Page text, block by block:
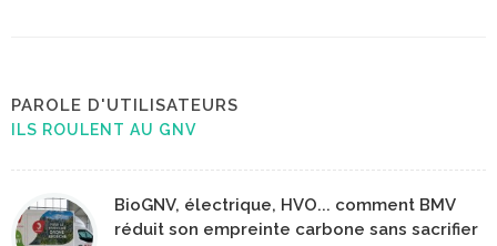
PAROLE D'UTILISATEURS
ILS ROULENT AU GNV
BioGNV, électrique, HVO... comment BMV
réduit son empreinte carbone sans sacrifier